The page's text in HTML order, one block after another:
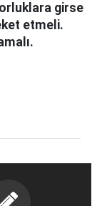
girse
etmeli.